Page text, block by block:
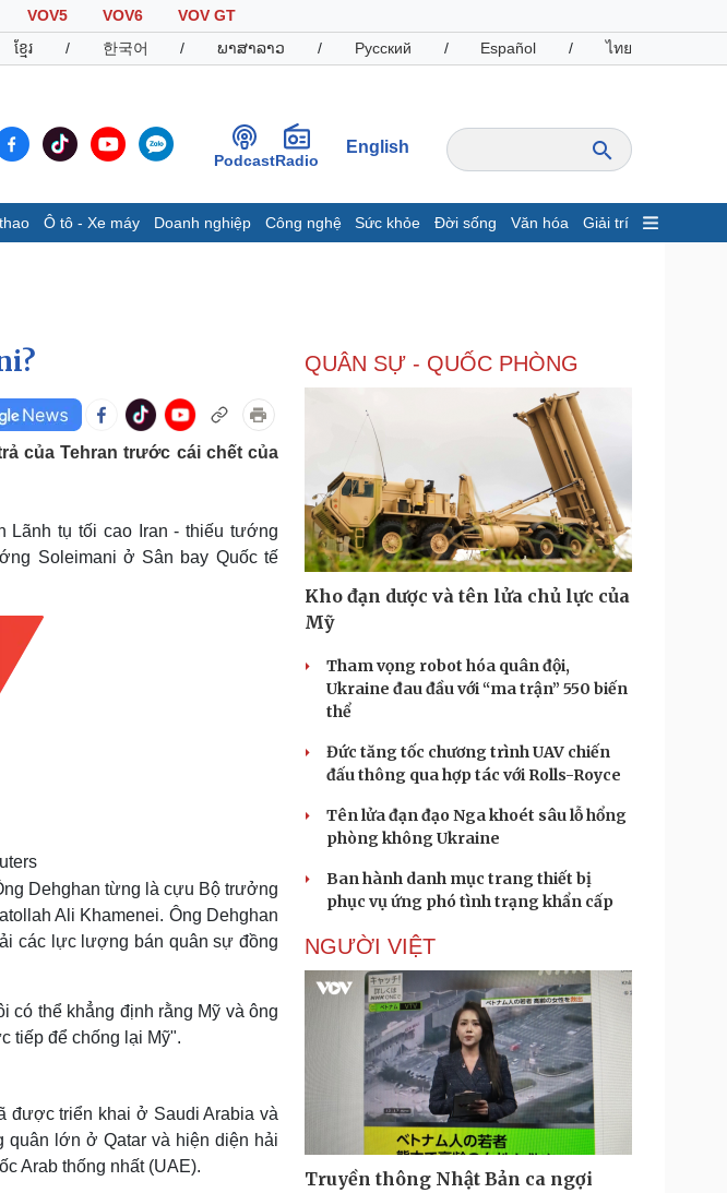
VOV5 VOV6
VOV GT
ខ្មែរ / 한국어 / ພາສາລາວ / Русский / Español / ไทย
PodcastRadio
English
Ô tô - Xe máy Doanh nghiệp Công nghệ Sức khỏe Đời sống Văn hóa Giải trí
Infographic
Chứng khoán
Ô tô - Xe máy
Tư vấn
Doanh nghiệp
Thông tin doanh nghiệp
Doanh nghiệp 24h
Doanh nhân
Vì cộng đồng
Sành điệu
Tin Công nghệ
Trải nghiệm
Chuyển đổi số
Nghệ sĩ
Thời trang
Podcast
Đọc truyện đêm khuya
Cửa sổ tình yêu
của Tehran trước cái chết của
Lãnh tụ tối cao Iran - thiếu tướng
Soleimani ở Sân bay Quốc tế
Dehghan từng là cựu Bộ trưởng
Ali Khamenei. Ông Dehghan
các lực lượng bán quân sự đồng
có thể khẳng định rằng Mỹ và ông
tiếp để chống lại Mỹ".
được triển khai ở Saudi Arabia và
quân lớn ở Qatar và hiện diện hải
Arab thống nhất (UAE).
QUÂN SỰ - QUỐC PHÒNG
Kho đạn dược và tên lửa chủ lực của
Mỹ
Tham vọng robot hóa quân đội,
Ukraine đau đầu với “ma trận” 550 biến
thể
Đức tăng tốc chương trình UAV chiến
đấu thông qua hợp tác với Rolls-Royce
Tên lửa đạn đạo Nga khoét sâu lỗ hổng
phòng không Ukraine
Ban hành danh mục trang thiết bị
phục vụ ứng phó tình trạng khẩn cấp
NGƯỜI VIỆT
Truyền thông Nhật Bản ca ngợi